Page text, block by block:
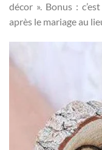
décor ». Bonus :
après le mariage au